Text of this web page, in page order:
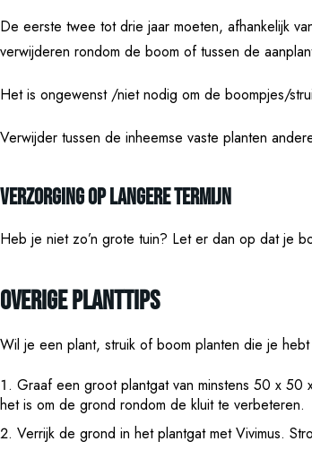
De eerste twee tot drie jaar moeten, afhankelijk
verwijderen rondom de boom of tussen de
Het is ongewenst /niet nodig om de boompjes/
Verwijder tussen de inheemse vaste planten
Verzorging op langere termijn
Heb je niet zo’n grote tuin? Let er dan op dat je
Overige planttips
Wil je een plant, struik of boom planten die je
Graaf een groot plantgat van minstens 50 x
het is om de grond rondom de kluit te verbeteren.
Verrijk de grond in het plantgat met Vivimus.